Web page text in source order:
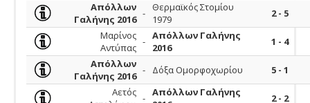
Απόλλων
Γαλήνης 2016 - Θερμαϊκός Στομίου
1979
2 - 5
Μαρίνος
Αντύπας - Απόλλων Γαλήνης
2016
1 - 4
Απόλλων
Γαλήνης 2016 - Δόξα Ομορφοχωρίου
5 - 1
Αετός - Απόλλων Γαλήνης
2 - 2